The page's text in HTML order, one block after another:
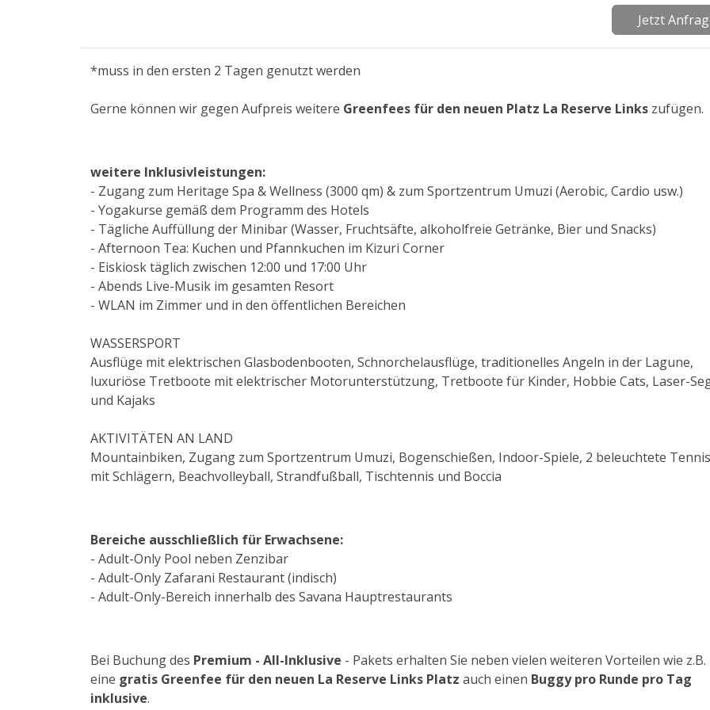
Jetzt
*muss in den ersten 2 Tagen genutzt werden
Gerne können wir gegen Aufpreis weitere Greenfees für den neuen Platz La Reserve Links zufügen.
weitere Inklusivleistungen:
- Zugang zum Heritage Spa & Wellness (3000 qm) & zum Sportzentrum Umuzi (Aerobic, Cardio usw.)
- Yogakurse gemäß dem Programm des Hotels
- Tägliche Auffüllung der Minibar (Wasser, Fruchtsäfte, alkoholfreie Getränke, Bier und Snacks)
- Afternoon Tea: Kuchen und Pfannkuchen im Kizuri Corner
- Eiskiosk täglich zwischen 12:00 und 17:00 Uhr
- Abends Live-Musik im gesamten Resort
- WLAN im Zimmer und in den öffentlichen Bereichen
WASSERSPORT
Ausflüge mit elektrischen Glasbodenbooten, Schnorchelausflüge, traditionelles Angeln in der Lagune,
luxuriöse Tretboote mit elektrischer Motorunterstützung, Tretboote für Kinder, Hobbie Cats, Laser-
und Kajaks
AKTIVITÄTEN AN LAND
Mountainbiken, Zugang zum Sportzentrum Umuzi, Bogenschießen, Indoor-Spiele, 2 beleuchtete
mit Schlägern, Beachvolleyball, Strandfußball, Tischtennis und Boccia
Bereiche ausschließlich für Erwachsene:
- Adult-Only Pool neben Zenzibar
- Adult-Only Zafarani Restaurant (indisch)
- Adult-Only-Bereich innerhalb des Savana Hauptrestaurants
Bei Buchung des Premium - All-Inklusive - Pakets erhalten Sie neben vielen weiteren Vorteilen wie z.B.
eine gratis Greenfee für den neuen La Reserve Links Platz auch einen Buggy pro Runde pro Tag
inklusive.